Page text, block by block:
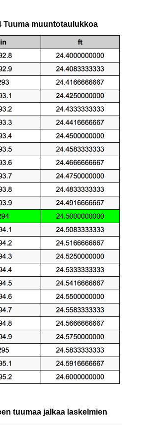
Tuuma muuntotaulukkoa
tuumaa jalkaa laskelmien